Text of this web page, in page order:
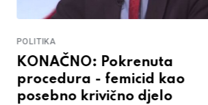
POLITIKA
KONAČNO: Pokrenuta
procedura - femicid kao
posebno krivično djelo